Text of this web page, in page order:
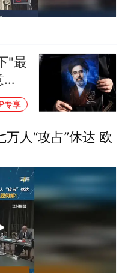
"最
专享
人“攻占”休达 欧